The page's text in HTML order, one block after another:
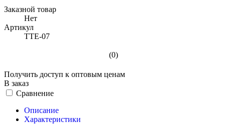
Заказной товар
Нет
Артикул
TTE-07
(0)
Получить доступ к оптовым ценам
В заказ
Сравнение
Описание
Характеристики